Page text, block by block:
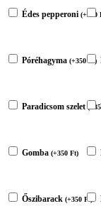
Édes pepperoni (+350
Póréhagyma (+350Ft)
Paradicsom szelet(+
Gomba (+350 Ft)
Őszibarack (+350 Ft)